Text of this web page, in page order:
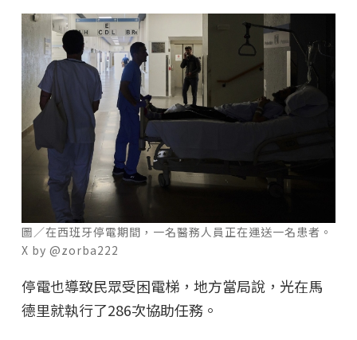
圖／在西班牙停電期間，一名醫務人員正在運送一名患者。
X by @zorba222
停電也導致民眾受困電梯，地方當局說，光在馬
德里就執行了286次協助任務。